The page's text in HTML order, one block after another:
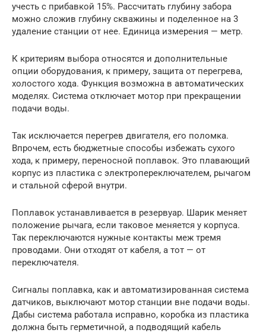
учесть с прибавкой 15%. Рассчитать глубину забора
можно сложив глубину скважины и поделенное на 3
удаление станции от нее. Единица измерения — метр.
К критериям выбора относятся и дополнительные
опции оборудования, к примеру, защита от перегрева,
холостого хода. Функция возможна в автоматических
моделях. Система отключает мотор при прекращении
подачи воды.
Так исключается перегрев двигателя, его поломка.
Впрочем, есть бюджетные способы избежать сухого
хода, к примеру, переносной поплавок. Это плавающий
корпус из пластика с электропереключателем, рычагом
и стальной сферой внутри.
Поплавок устанавливается в резервуар. Шарик меняет
положение рычага, если таковое меняется у корпуса.
Так переключаются нужные контакты меж тремя
проводами. Они отходят от кабеля, а тот — от
переключателя.
Сигналы поплавка, как и автоматизированная система
датчиков, выключают мотор станции вне подачи воды.
Дабы система работала исправно, коробка из пластика
должна быть герметичной, а подводящий кабель